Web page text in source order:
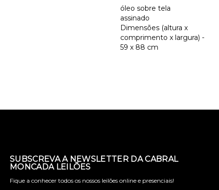
óleo sobre tela
assinado
Dimensões (altura x
comprimento x largura) -
59 x 88 cm
SUBSCREVA A NEWSLETTER DA CABRAL
MONCADA LEILÕES
Fique a conhecer todos os nossos leilões online e presenciais!